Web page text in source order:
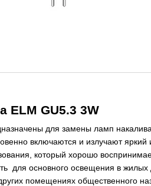
ELM GU5.3 3W
для замены ламп
включаются и излучают яркий
который хорошо
для основного освещения в жилых
помещениях общественного